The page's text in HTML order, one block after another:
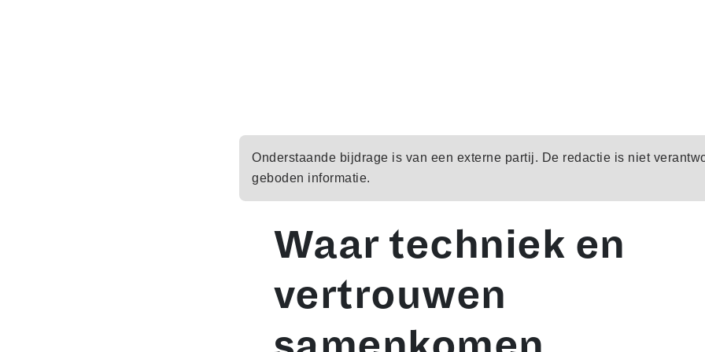
Onderstaande bijdrage is van een externe partij. De redactie is niet
geboden informatie.
Waar techniek en
vertrouwen